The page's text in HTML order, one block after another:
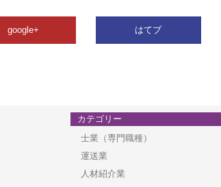
google+ はてブ
カテゴリー
士業（専門職種）
運送業
人材紹介業